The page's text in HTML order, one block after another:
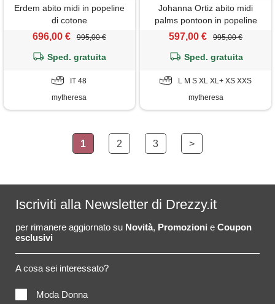
Erdem abito midi in popeline
di cotone
696,00 € 995,00 €
Sped. gratuita
IT 48
mytheresa
Johanna Ortiz abito midi
palms pontoon in popeline
597,00 € 995,00 €
Sped. gratuita
L M S XL XL+ XS XXS
mytheresa
1 2 3 >
Iscriviti alla Newsletter di Drezzy.it
per rimanere aggiornato su Novità, Promozioni e Coupon
esclusivi
A cosa sei interessato?
Moda Donna